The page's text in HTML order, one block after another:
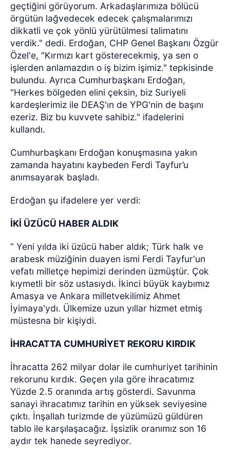
geçtiğini görüyorum. Arkadaşlarımıza bölücü
örgütün lağvedecek edecek çalışmalarımızı
dikkatli ve çok yönlü yürütülmesi talimatını
verdik." dedi. Erdoğan, CHP Genel Başkanı Özgür
Özel'e, "Kırmızı kart gösterecekmiş, ya sen o
işlerden anlamazdın o iş bizim işimiz." tepkisinde
bulundu. Ayrıca Cumhurbaşkanı Erdoğan,
"Herkes bölgeden elini çeksin, biz Suriyeli
kardeşlerimiz ile DEAŞ'ın de YPG'nin de başını
ezeriz. Biz bu kuvvete sahibiz." ifadelerini
kullandı.
Cumhurbaşkanı Erdoğan konuşmasına yakın
zamanda hayatını kaybeden Ferdi Tayfur’u
anımsayarak başladı.
Erdoğan şu ifadelere yer verdi:
İKİ ÜZÜCÜ HABER ALDIK
“ Yeni yılda iki üzücü haber aldık; Türk halk ve
arabesk müziğinin duayen ismi Ferdi Tayfur'un
vefatı milletçe hepimizi derinden üzmüştür. Çok
kıymetli bir söz ustasıydı. İkinci büyük kaybımız
Amasya ve Ankara milletvekilimiz Ahmet
İyimaya'ydı. Ülkemize uzun yıllar hizmet etmiş
müstesna bir kişiydi.
İHRACATTA CUMHURİYET REKORU KIRDIK
İhracatta 262 milyar dolar ile cumhuriyet tarihinin
rekorunu kırdık. Geçen yıla göre ihracatımız
Yüzde 2.5 oranında artış gösterdi. Savunma
sanayi ihracatımız tarihin en yüksek seviyesine
çıktı. İnşallah turizmde de yüzümüzü güldüren
tablo ile karşılaşacağız. İşsizlik oranımız son 16
aydır tek hanede seyrediyor.